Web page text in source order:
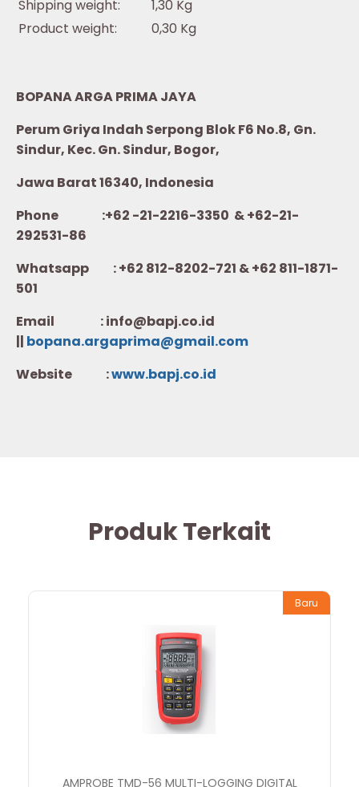
Shipping weight:
1,30 Kg
Product weight:
0,30 Kg
BOPANA ARGA PRIMA JAYA
Perum Griya Indah Serpong Blok F6 No.8, Gn.
Sindur, Kec. Gn. Sindur, Bogor,
Jawa Barat 16340, Indonesia
Phone :+62 -21-2216-3350 & +62-21-
292531-86
Whatsapp :+62 812-8202-721 & +62 811-1871-
501
Email : info@bapj.co.id
|| bopana.argaprima@gmail.com
Website :www.bapj.co.id
Produk Terkait
Baru
AMPROBE TMD-56 MULTI-LOGGING DIGITAL